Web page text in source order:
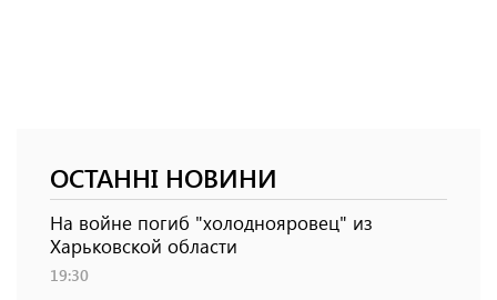
ОСТАННІ НОВИНИ
На войне погиб "холоднояровец" из
Харьковской области
19:30